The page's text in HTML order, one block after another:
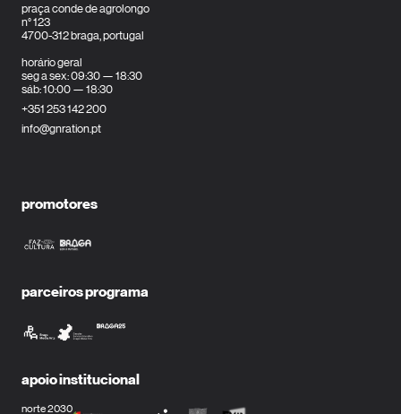
praça conde de agrolongo
n° 123
4700-312 braga, portugal
horário geral
seg a sex: 09:30 — 18:30
sáb: 10:00 — 18:30
+351 253 142 200
info@gnration.pt
promotores
parceiros programa
apoio institucional
norte 2030